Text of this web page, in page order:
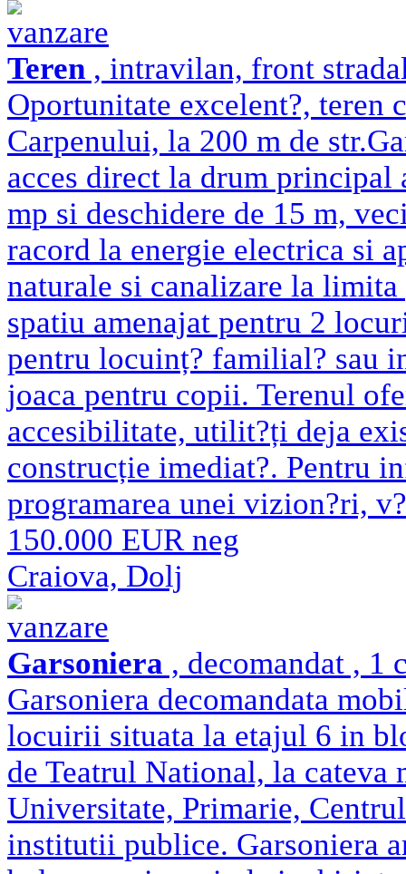
vanzare
Teren , intravilan, front
Oportunitate excelent?, teren
Carpenului, la 200 m de
acces direct la drum principal
mp si deschidere de 15 m,
racord la energie electrica si
naturale si canalizare la
spatiu amenajat pentru 2
pentru locuinț? familial? sau
joaca pentru copii. Terenul
accesibilitate, utilit?ți deja
construcție imediat?. Pentru
programarea unei vizion?ri,
150.000 EUR neg
Craiova, Dolj
vanzare
Garsoniera , decomandat , 1
Garsoniera decomandata
locuirii situata la etajul 6 in
de Teatrul National, la cateva
Universitate, Primarie,
institutii publice. Garsoniera